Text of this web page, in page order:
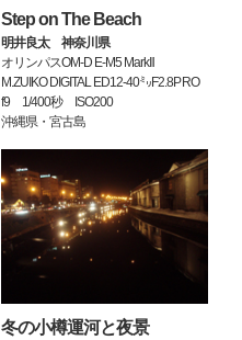
Step on The Beach
明井良太 神奈川県
オリンパスOM-D E-M5 MarkⅡ
M.ZUIKO DIGITAL ED12-40㍉F2.8PRO
f9 1/400秒 ISO200
沖縄県・宮古島
冬の小樽運河と夜景